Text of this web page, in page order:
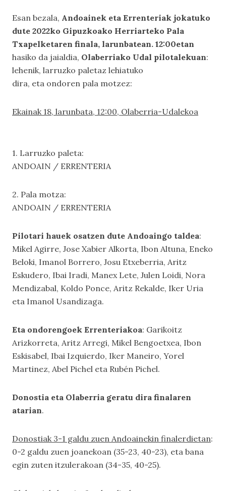
Esan bezala, Andoainek eta Errenteriak jokatuko
dute 2022ko Gipuzkoako Herriarteko Pala
Txapelketaren finala, larunbatean. 12:00etan
hasiko da jaialdia, Olaberriako Udal pilotalekuan:
lehenik, larruzko paletaz lehiatuko
dira, eta ondoren pala motzez:
Ekainak 18, larunbata, 12:00, Olaberria-Udalekoa
1. Larruzko paleta:
ANDOAIN / ERRENTERIA
2. Pala motza:
ANDOAIN / ERRENTERIA
Pilotari hauek osatzen dute Andoaingo taldea:
Mikel Agirre, Jose Xabier Alkorta, Ibon Altuna, Eneko
Beloki, Imanol Borrero, Josu Etxeberria, Aritz
Eskudero, Ibai Iradi, Manex Lete, Julen Loidi, Nora
Mendizabal, Koldo Ponce, Aritz Rekalde, Iker Uria
eta Imanol Usandizaga.
Eta ondorengoek Errenteriakoa: Garikoitz
Arizkorreta, Aritz Arregi, Mikel Bengoetxea, Ibon
Eskisabel, Ibai Izquierdo, Iker Maneiro, Yorel
Martinez, Abel Pichel eta Rubén Pichel.
Donostia eta Olaberria geratu dira finalaren
atarian.
Donostiak 3-1 galdu zuen Andoainekin finalerdietan:
0-2 galdu zuen joanekoan (35-23, 40-23), eta bana
egin zuten itzulerakoan (34-35, 40-25).